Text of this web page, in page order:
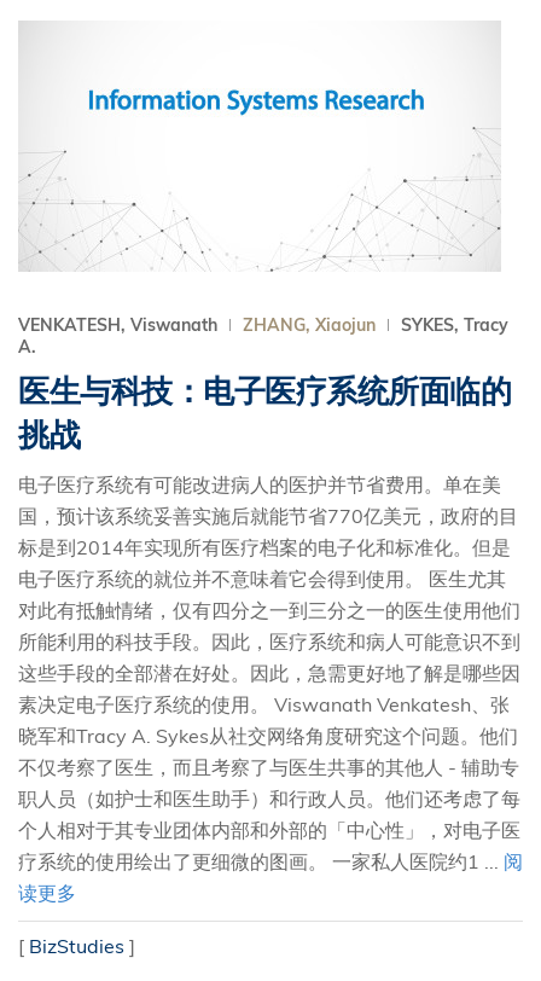
VENKATESH, Viswanath ZHANG, Xiaojun
SYKES, Tracy
A.
医生与科技：电子医疗系统所面临的
挑战
电子医疗系统有可能改进病人的医护并节省费用。单在美
国，预计该系统妥善实施后就能节省770亿美元，政府的目
标是到2014年实现所有医疗档案的电子化和标准化。但是
电子医疗系统的就位并不意味着它会得到使用。 医生尤其
对此有抵触情绪，仅有四分之一到三分之一的医生使用他们
所能利用的科技手段。因此，医疗系统和病人可能意识不到
这些手段的全部潜在好处。因此，急需更好地了解是哪些因
素决定电子医疗系统的使用。 Viswanath Venkatesh、张
晓军和Tracy A. Sykes从社交网络角度研究这个问题。他们
不仅考察了医生，而且考察了与医生共事的其他人 - 辅助专
职人员（如护士和医生助手）和行政人员。他们还考虑了每
个人相对于其专业团体内部和外部的「中心性」，对电子医
疗系统的使用绘出了更细微的图画。 一家私人医院约1 ... 阅
读更多
[ BizStudies ]